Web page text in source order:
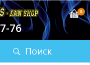
76
Поиск
0